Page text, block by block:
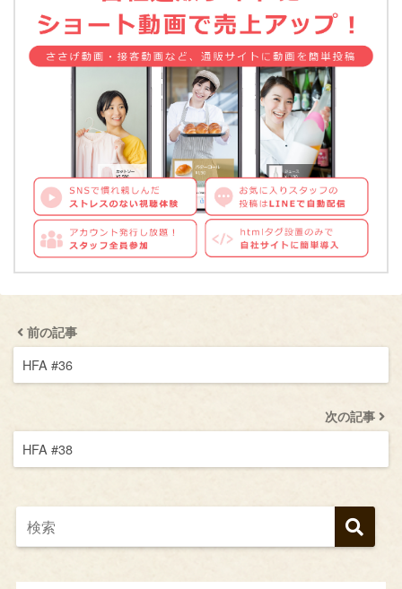
前の記事
HFA #36
次の記事
HFA #38